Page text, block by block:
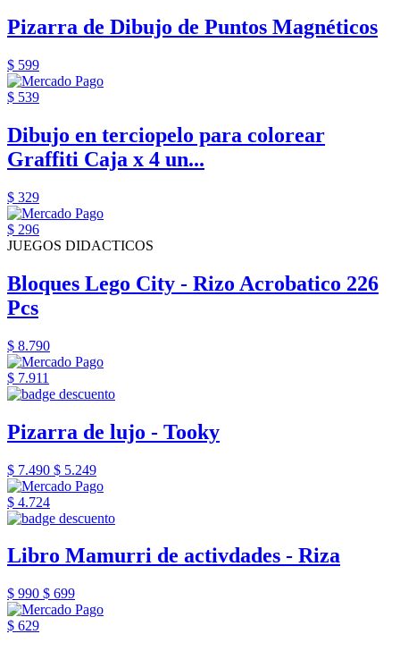
Pizarra de Dibujo de Puntos Magnéticos
$ 599
$ 539
Dibujo en terciopelo para colorear
Graffiti Caja x 4 un...
$ 329
$ 296
JUEGOS DIDACTICOS
Bloques Lego City - Rizo Acrobatico 226
Pcs
$ 8.790
$ 7.911
Pizarra de lujo - Tooky
$ 7.490 $ 5.249
$ 4.724
Libro Mamurri de activdades - Riza
$ 990 $ 699
$ 629